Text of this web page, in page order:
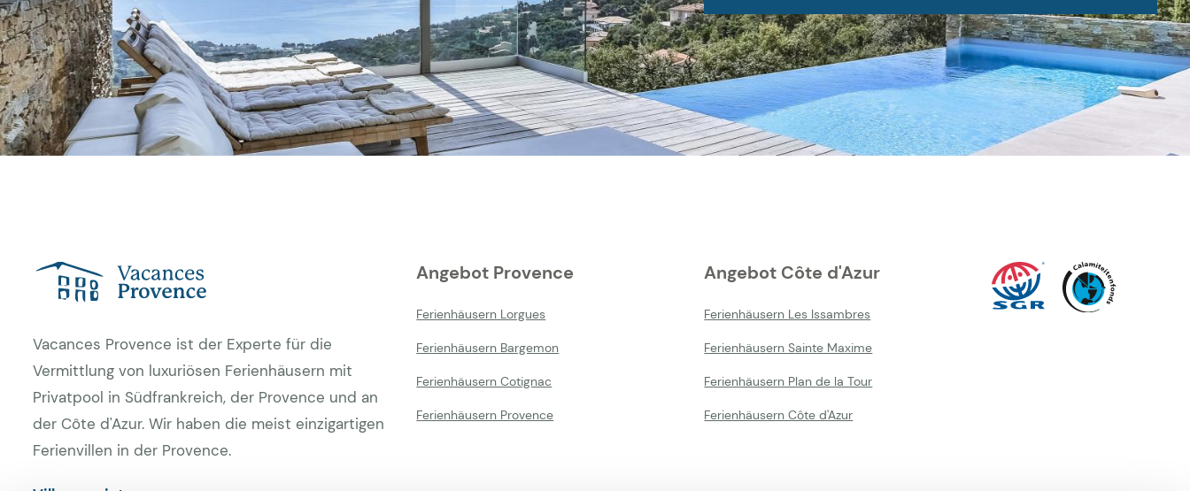
Vacances Provence ist der Experte für die
Vermittlung von luxuriösen Ferienhäusern mit
Privatpool in Südfrankreich, der Provence und an
der Côte d'Azur. Wir haben die meist einzigartigen
Ferienvillen in der Provence.
Angebot Provence
Ferienhäusern Lorgues
Ferienhäusern Bargemon
Ferienhäusern Cotignac
Ferienhäusern Provence
Angebot Côte d'Azur
Ferienhäusern Les Issambres
Ferienhäusern Sainte Maxime
Ferienhäusern Plan de la Tour
Ferienhäusern Côte d'Azur